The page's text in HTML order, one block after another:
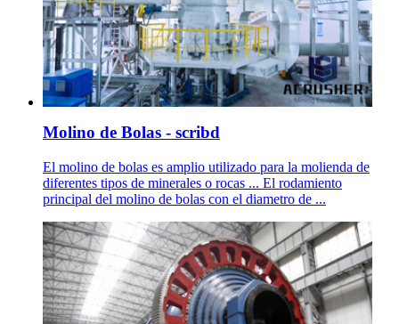
Molino de Bolas - scribd
El molino de bolas es amplio utilizado para la molienda de
diferentes tipos de minerales o rocas ... El rodamiento
principal del molino de bolas con el diametro de ...